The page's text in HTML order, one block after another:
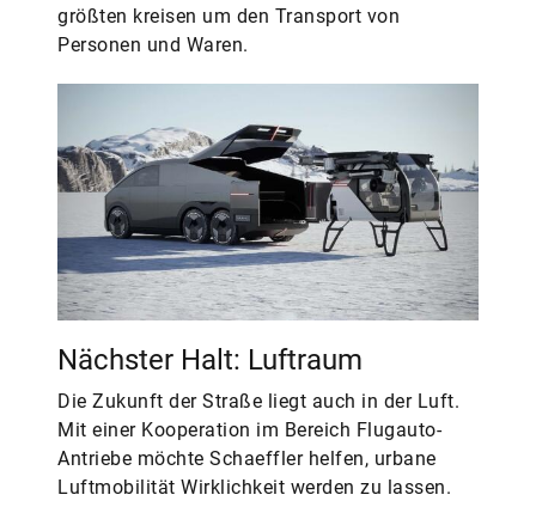
größten kreisen um den Transport von
Personen und Waren.
Nächster Halt: Luftraum
Die Zukunft der Straße liegt auch in der Luft.
Mit einer Kooperation im Bereich Flugauto-
Antriebe möchte Schaeffler helfen, urbane
Luftmobilität Wirklichkeit werden zu lassen.